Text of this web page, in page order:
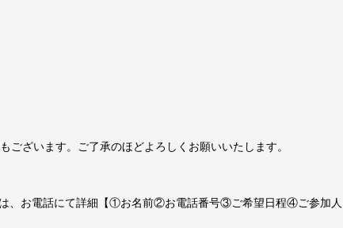
ざいます。ご了承のほどよろしくお願いいたします。
、お電話にて詳細【①お名前②お電話番号③ご希望日程④ご参加人